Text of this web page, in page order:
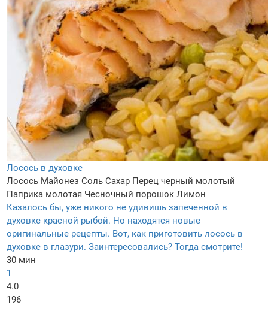
Лосось в духовке
Лосось Майонез Соль Сахар Перец черный молотый
Паприка молотая Чесночный порошок Лимон
Казалось бы, уже никого не удивишь запеченной в
духовке красной рыбой. Но находятся новые
оригинальные рецепты. Вот, как приготовить лосось в
духовке в глазури. Заинтересовались? Тогда смотрите!
30 мин
1
4.0
196